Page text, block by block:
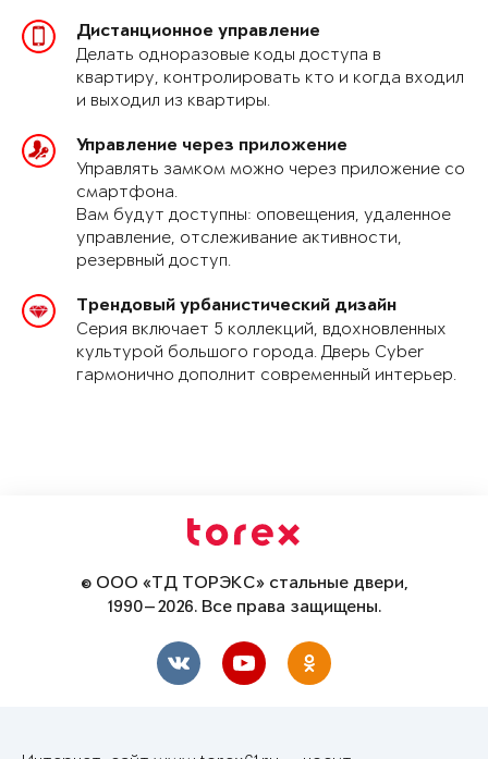
Дистанционное управление
Делать одноразовые коды доступа в
квартиру, контролировать кто и когда входил
и выходил из квартиры.
Управление через приложение
Управлять замком можно через приложение со
смартфона.
Вам будут доступны: оповещения, удаленное
управление, отслеживание активности,
резервный доступ.
Трендовый урбанистический дизайн
Серия включает 5 коллекций, вдохновленных
культурой большого города. Дверь Cyber
гармонично дополнит современный интерьер.
© ООО «ТД ТОРЭКС» стальные двери,
1990—2026. Все права защищены.